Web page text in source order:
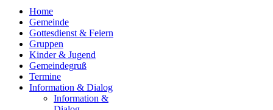
Home
Gemeinde
Gottesdienst & Feiern
Gruppen
Kinder & Jugend
Gemeindegruß
Termine
Information & Dialog
Information &